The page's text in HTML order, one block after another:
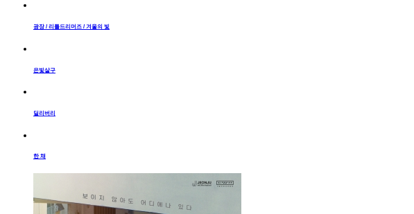
광장 / 리틀드리머즈 / 겨울의 빛
은빛살구
딜리버리
한 채